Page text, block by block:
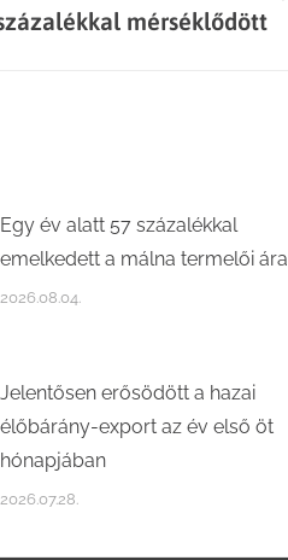
mérséklődött
Egy év alatt 57 százalékkal
emelkedett a málna termelői ára
2026.08.04.
Jelentősen erősödött a hazai
élőbárány-export az év első öt
hónapjában
2026.07.28.